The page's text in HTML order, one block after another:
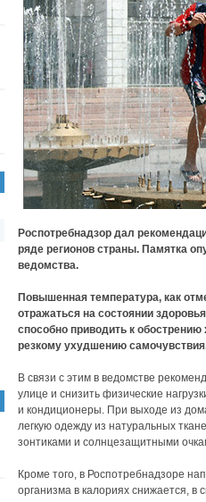
Роспотребнадзор дал
ряде регионов страны. Памятка
ведомства.
Повышенная температура, как
отражаться на состоянии
способно приводить к обострению
резкому ухудшению
В связи с этим в ведомстве
улице и снизить физические
и кондиционеры. При выходе из
легкую одежду из натуральных
зонтиками и солнцезащитными
Кроме того, в Роспотребнадзоре
организма в калориях снижается, в